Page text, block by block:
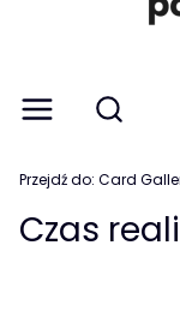
Menu Otwórz
Szukaj
Przejdź do: Card
Czas